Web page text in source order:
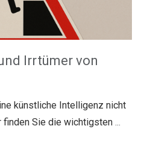
Irrtümer von
künstliche Intelligenz nicht
finden Sie die wichtigsten ...